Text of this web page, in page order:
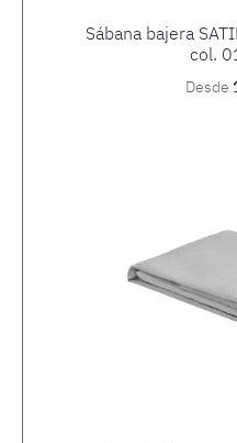
Sábana bajera
col.
Precio
Desde